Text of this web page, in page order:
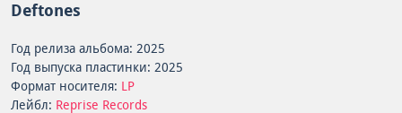
Deftones
Год релиза альбома: 2025
Год выпуска пластинки: 2025
Формат носителя: LP
Лейбл: Reprise Records